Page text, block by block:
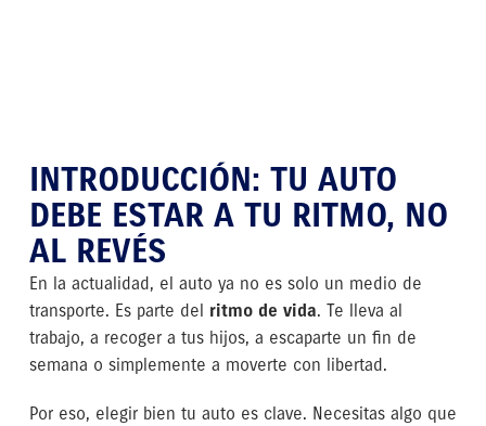
INTRODUCCIÓN: TU AUTO
DEBE ESTAR A TU RITMO, NO
AL REVÉS
En la actualidad, el auto ya no es solo un medio de
transporte. Es parte del ritmo de vida. Te lleva al
trabajo, a recoger a tus hijos, a escaparte un fin de
semana o simplemente a moverte con libertad.
Por eso, elegir bien tu auto es clave. Necesitas algo que